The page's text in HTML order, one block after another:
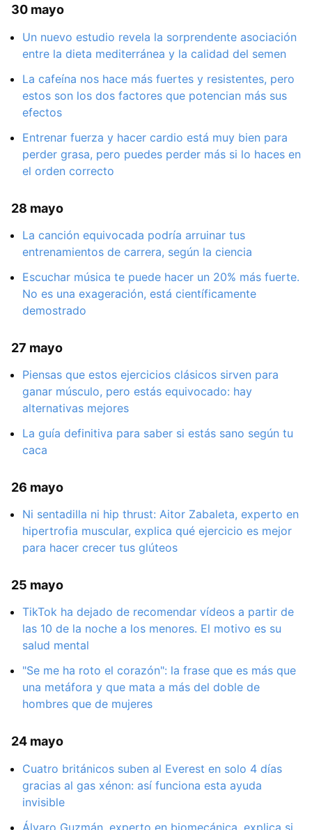
30 mayo
Un nuevo estudio revela la sorprendente asociación
entre la dieta mediterránea y la calidad del semen
La cafeína nos hace más fuertes y resistentes, pero
estos son los dos factores que potencian más sus
efectos
Entrenar fuerza y hacer cardio está muy bien para
perder grasa, pero puedes perder más si lo haces en
el orden correcto
28 mayo
La canción equivocada podría arruinar tus
entrenamientos de carrera, según la ciencia
Escuchar música te puede hacer un 20% más fuerte.
No es una exageración, está científicamente
demostrado
27 mayo
Piensas que estos ejercicios clásicos sirven para
ganar músculo, pero estás equivocado: hay
alternativas mejores
La guía definitiva para saber si estás sano según tu
caca
26 mayo
Ni sentadilla ni hip thrust: Aitor Zabaleta, experto en
hipertrofia muscular, explica qué ejercicio es mejor
para hacer crecer tus glúteos
25 mayo
TikTok ha dejado de recomendar vídeos a partir de
las 10 de la noche a los menores. El motivo es su
salud mental
"Se me ha roto el corazón": la frase que es más que
una metáfora y que mata a más del doble de
hombres que de mujeres
24 mayo
Cuatro británicos suben al Everest en solo 4 días
gracias al gas xénon: así funciona esta ayuda
invisible
Álvaro Guzmán, experto en biomecánica, explica si